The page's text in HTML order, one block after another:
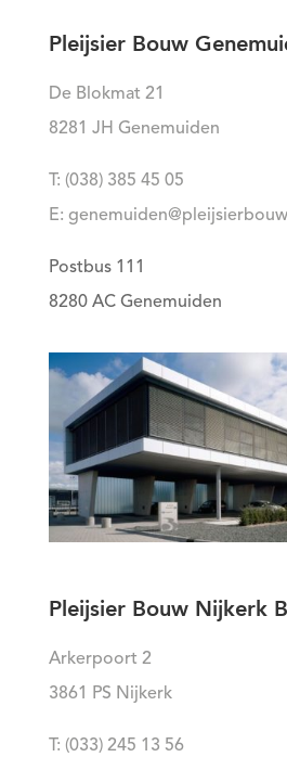
Pleijsier Bouw
De Blokmat 21
8281 JH Genemuiden
T: (038) 385 45 05
E:
Postbus 111
8280 AC Genemuiden
Pleijsier Bouw Nijkerk
Arkerpoort 2
3861 PS Nijkerk
T: (033) 245 13 56